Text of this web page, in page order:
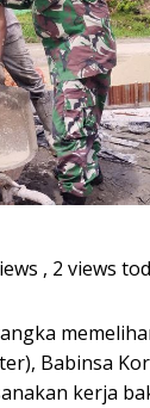
, 2 views
Babinsa
kerja